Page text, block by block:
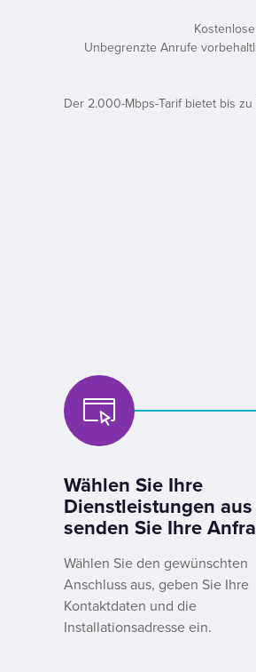
Unbegrenzte Anrufe
Der 2.000-Mbps-Tarif bietet bis
Wählen Sie Ihre
Dienstleistungen
senden Sie Ihre
Wählen Sie den gewünschten
Anschluss aus, geben Sie Ihre
Kontaktdaten und die
Installationsadresse ein.